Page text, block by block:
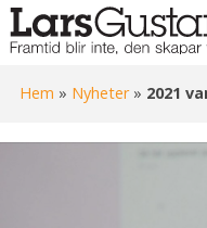
Hem » Nyheter» 2021